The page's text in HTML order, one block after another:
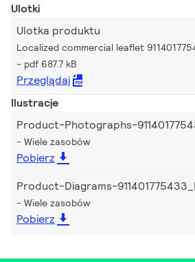
Ulotki
Ulotka produktu
Localized commercial leaflet
pdf 687.7 kB
Przeglądaj
Ilustracje
Product-Photographs-
Wiele zasobów
Pobierz
Product-Diagrams-
Wiele zasobów
Pobierz